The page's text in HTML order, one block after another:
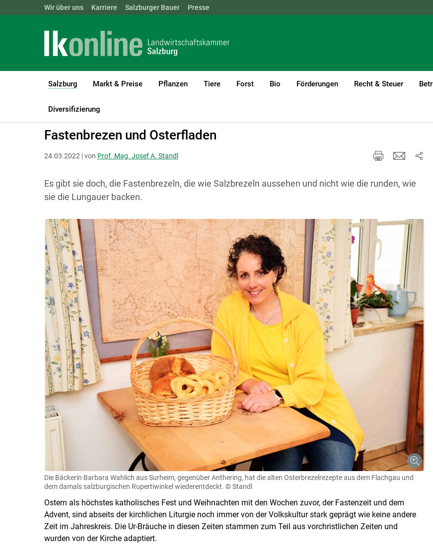
Skip to main content
Landwirtschaftskammern: ÖSTERREICH BGLD KTN
Wir über uns Karriere Salzburger Bauer Presse
Salzburg
(current)1
Markt & Preise Pflanzen Tiere Forst Bio Förderungen Recht & Steuer
Diversifizierung
LK Salzburg Salzburg
Fastenbrezen und Osterfladen
24.03.2022 | von Prof. Mag. Josef A. Standl
Es gibt sie doch, die Fastenbrezeln, die wie Salzbrezeln aussehen und nicht wie die runden, wie
sie die Lungauer backen.
Die Bäckerin Barbara Wahlich aus Surheim, gegenüber Anthering, hat die alten Osterbrezelrezepte aus dem Flachgau und
dem damals salzburgischen Rupertiwinkel wiederentdeckt. © Standl
Ostern als höchstes katholisches Fest und Weihnachten mit den Wochen zuvor, der Fastenzeit und dem
Advent, sind abseits der kirchlichen Liturgie noch immer von der Volkskultur stark geprägt wie keine andere
Zeit im Jahreskreis. Die Ur-Bräuche in diesen Zeiten stammen zum Teil aus vorchristlichen Zeiten und
wurden von der Kirche adaptiert.